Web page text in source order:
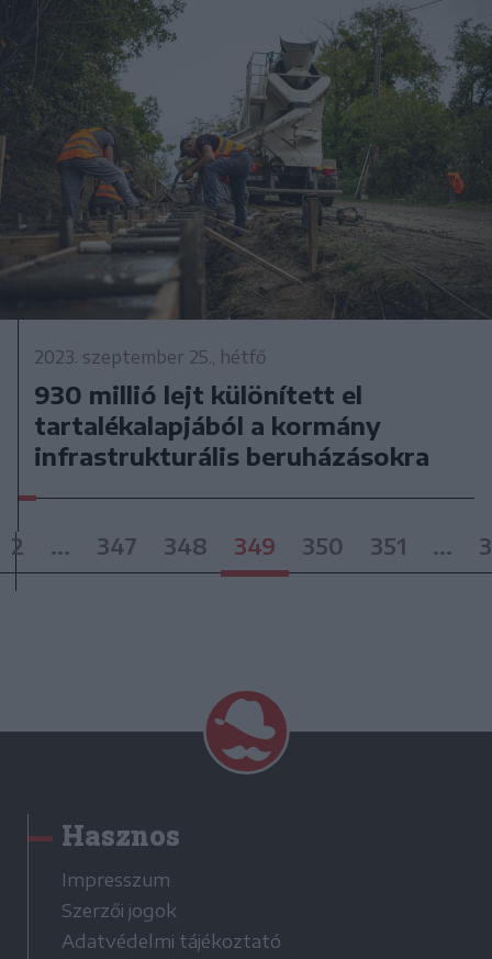
2023. szeptember 25., hétfő
930 millió lejt különített el
tartalékalapjából a kormány
infrastrukturális beruházásokra
2 ... 347 348 349 350 351 ...
Hasznos
Impresszum
Szerzői jogok
Adatvédelmi tájékoztató